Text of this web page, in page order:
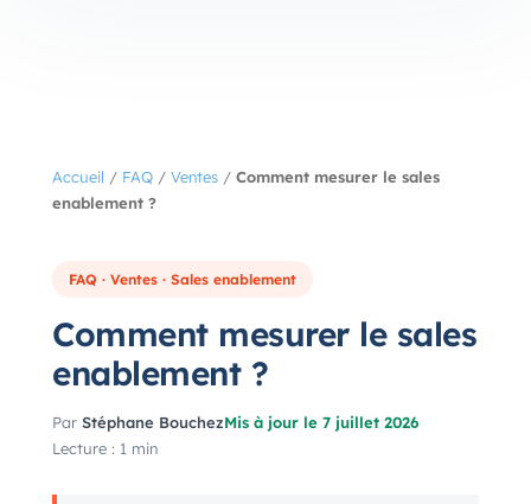
Accueil / FAQ / Ventes / Comment mesurer le sales
enablement ?
FAQ · Ventes · Sales enablement
Comment mesurer le sales
enablement ?
Par Stéphane BouchezMis à jour le 7 juillet 2026
Lecture : 1 min